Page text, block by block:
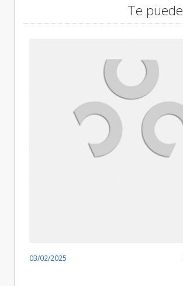
Te puede
03/02/2025